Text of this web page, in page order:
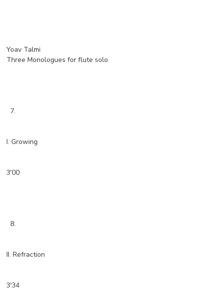
Yoav Talmi
Three Monologues for flute solo
7.
I. Growing
3'00
8.
II. Refraction
3'34